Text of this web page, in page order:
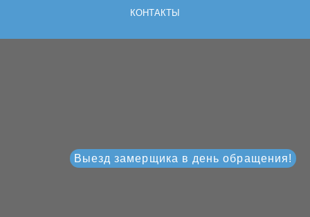
КОНТАКТЫ
Выезд замерщика в день обращения!